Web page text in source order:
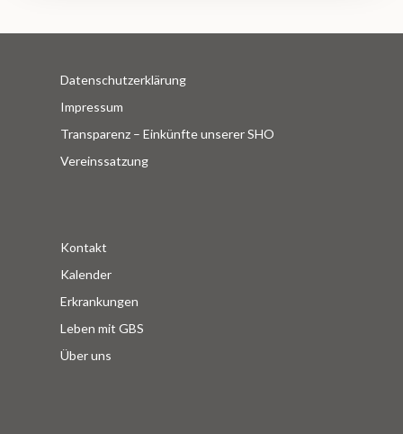
Datenschutzerklärung
Impressum
Transparenz – Einkünfte unserer SHO
Vereinssatzung
Kontakt
Kalender
Erkrankungen
Leben mit GBS
Über uns